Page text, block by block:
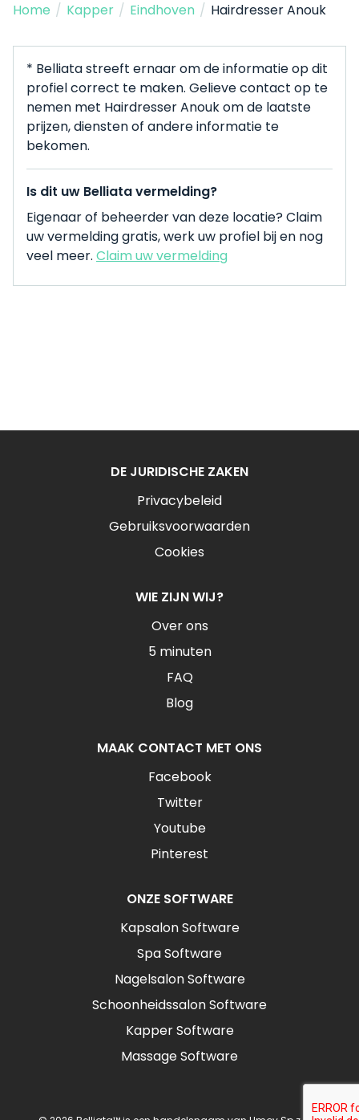
Home / Kapper / Eindhoven / Hairdresser Anouk
* Belliata streeft ernaar om de informatie op dit
profiel correct te maken. Gelieve contact op te
nemen met Hairdresser Anouk om de laatste
prijzen, diensten of andere informatie te
bekomen.
Is dit uw Belliata vermelding?
Eigenaar of beheerder van deze locatie? Claim
uw vermelding gratis, werk uw profiel bij en nog
veel meer. Claim uw vermelding
DE JURIDISCHE ZAKEN
Privacybeleid
Gebruiksvoorwaarden
Cookies
WIE ZIJN WIJ?
Over ons
5 minuten
FAQ
Blog
MAAK CONTACT MET ONS
Facebook
Twitter
Youtube
Pinterest
ONZE SOFTWARE
Kapsalon Software
Spa Software
Nagelsalon Software
Schoonheidssalon Software
Kapper Software
Massage Software